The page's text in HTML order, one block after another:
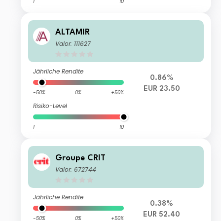
ALTAMIR
Valor: 111627
Jährliche Rendite
-50% 0% +50%
Risiko-Level
1 10
0.86%
EUR 23.50
Groupe CRIT
Valor: 672744
Jährliche Rendite
-50% 0% +50%
0.38%
EUR 52.40